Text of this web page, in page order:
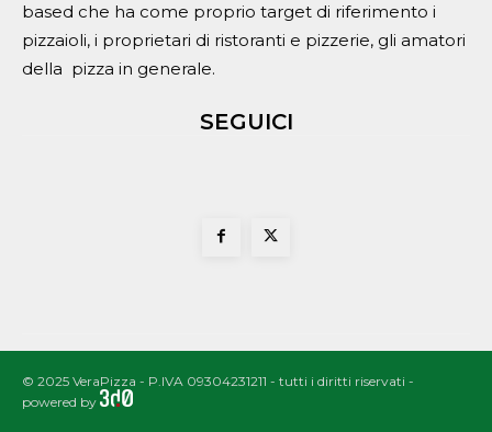
based che ha come proprio target di riferimento i
pizzaioli, i proprietari di ristoranti e pizzerie, gli amatori
della pizza in generale.
SEGUICI
© 2025 VeraPizza - P.IVA 09304231211 - tutti i diritti riservati -
powered by